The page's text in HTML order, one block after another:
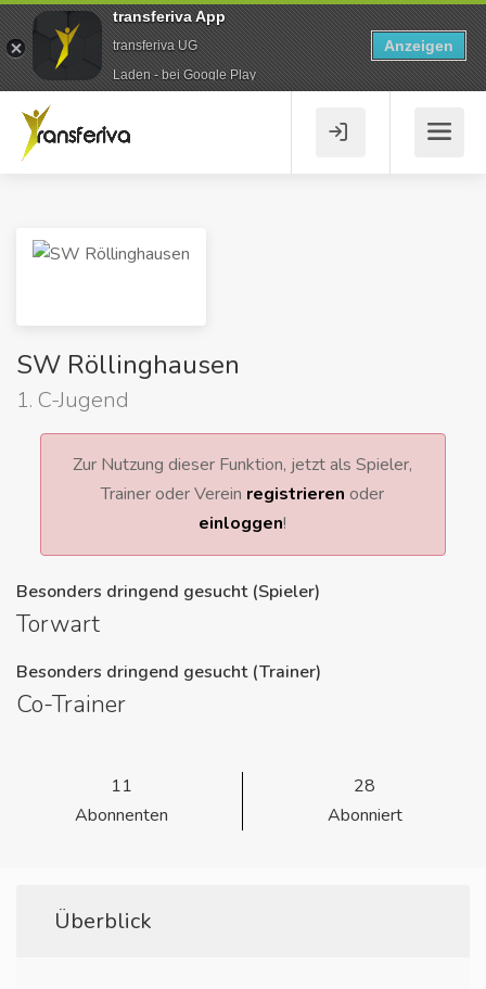
SW Röllinghausen
1. C-Jugend
Zur Nutzung dieser Funktion, jetzt als Spieler,
Trainer oder Verein registrieren oder
einloggen!
Besonders dringend gesucht (Spieler)
Torwart
Besonders dringend gesucht (Trainer)
Co-Trainer
11
Abonnenten
28
Abonniert
Überblick
transferiva App
transferiva UG
Laden - bei Google Play
Anzeigen